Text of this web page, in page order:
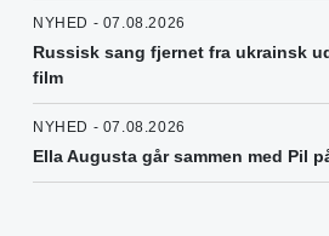
NYHED - 07.08.2026
Russisk sang fjernet fra ukrainsk
film
NYHED - 07.08.2026
Ella Augusta går sammen med Pil